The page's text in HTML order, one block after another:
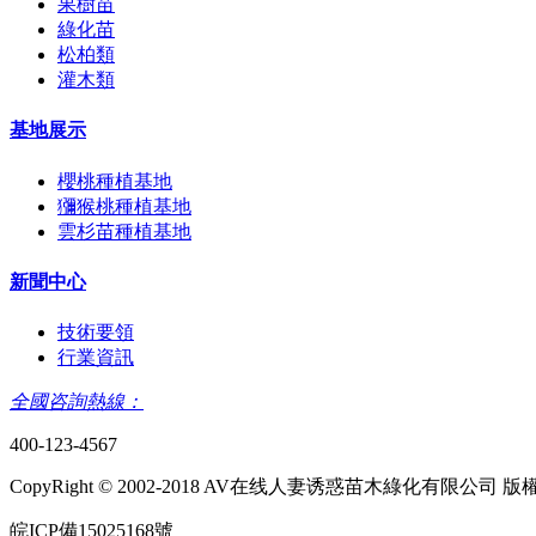
果樹苗
綠化苗
松柏類
灌木類
基地展示
櫻桃種植基地
獼猴桃種植基地
雲杉苗種植基地
新聞中心
技術要領
行業資訊
全國咨詢熱線：
400-123-4567
CopyRight © 2002-2018 AV在线人妻诱惑苗木綠化有限公司 版
皖ICP備15025168號